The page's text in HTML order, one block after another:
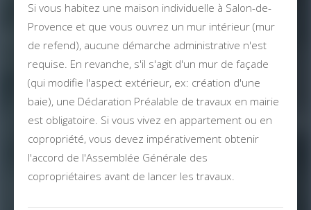
Si vous habitez une maison individuelle à Salon-de-
Provence et que vous ouvrez un mur intérieur (mur
de refend), aucune démarche administrative n'est
requise. En revanche, s'il s'agit d'un mur de façade
(qui modifie l'aspect extérieur, ex: création d'une
baie), une Déclaration Préalable de travaux en mairie
est obligatoire. Si vous vivez en appartement ou en
copropriété, vous devez impérativement obtenir
l'accord de l'Assemblée Générale des
copropriétaires avant de lancer les travaux.